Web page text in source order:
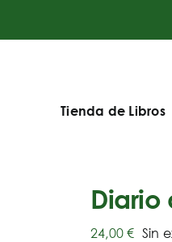
Tienda de Libros
Diario
24,00€ Sin